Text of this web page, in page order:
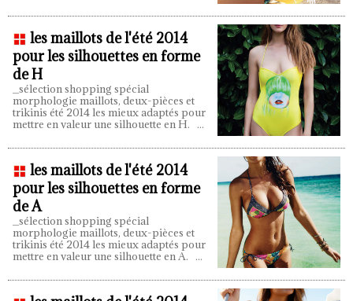
les maillots de l'été 2014
pour les silhouettes en forme
de H
_sélection shopping spécial
morphologie maillots, deux-pièces et
trikinis été 2014 les mieux adaptés pour
mettre en valeur une silhouette en H. ...
les maillots de l'été 2014
pour les silhouettes en forme
de A
_sélection shopping spécial
morphologie maillots, deux-pièces et
trikinis été 2014 les mieux adaptés pour
mettre en valeur une silhouette en A. ...